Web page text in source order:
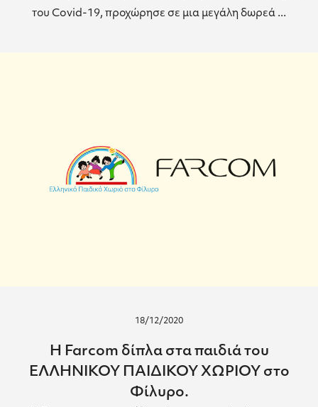
του Covid-19, προχώρησε σε μια μεγάλη δωρεά ...
18/12/2020
Η Farcom δίπλα στα παιδιά του
ΕΛΛHΝΙΚΟΥ ΠΑΙΔΙΚΟΥ ΧΩΡΙΟΥ στο
Φίλυρο.